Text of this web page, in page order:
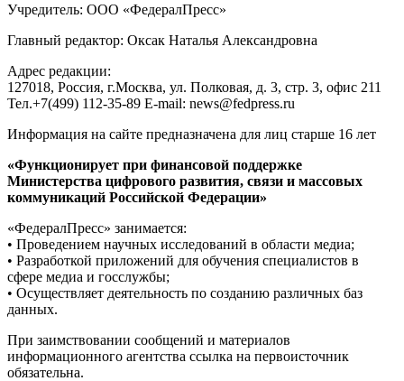
Учредитель: ООО «ФедералПресс»
Главный редактор: Оксак Наталья Александровна
Адрес редакции:
127018, Россия, г.Москва, ул. Полковая, д. 3, стр. 3, офис 211
Тел.+7(499) 112-35-89 E-mail: news@fedpress.ru
Информация на сайте предназначена для лиц старше 16 лет
«Функционирует при финансовой поддержке
Министерства цифрового развития, связи и массовых
коммуникаций Российской Федерации»
«ФедералПресс» занимается:
• Проведением научных исследований в области медиа;
• Разработкой приложений для обучения специалистов в
сфере медиа и госслужбы;
• Осуществляет деятельность по созданию различных баз
данных.
При заимствовании сообщений и материалов
информационного агентства ссылка на первоисточник
обязательна.